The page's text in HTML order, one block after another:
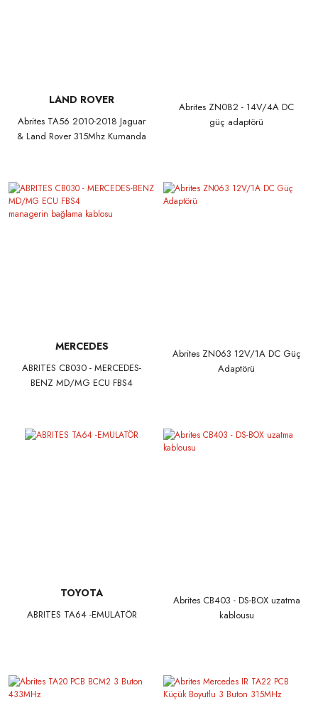
LAND ROVER
Abrites TA56 2010-2018 Jaguar
& Land Rover 315Mhz Kumanda
Abrites ZN082 - 14V/4A DC
güç adaptörü
MERCEDES
ABRITES CB030 - MERCEDES-
BENZ MD/MG ECU FBS4
Abrites ZN063 12V/1A DC Güç
Adaptörü
TOYOTA
ABRITES TA64 -EMULATÖR
Abrites CB403 - DS-BOX uzatma
kablousu